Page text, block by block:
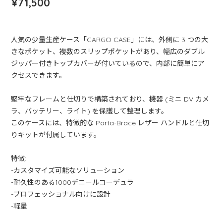
人気の少量生産ケース「CARGO CASE」には、外側に 3 つの大
きなポケット、複数のスリップポケットがあり、幅広のダブル
ジッパー付きトップカバーが付いているので、内部に簡単にア
クセスできます。
堅牢なフレームと仕切りで構築されており、機器 (ミニ DV カメ
ラ、バッテリー、ライト) を保護して整理します。
このケースには、特徴的な Porta-Brace レザー ハンドルと仕切
りキットが付属しています。
特徴:
-カスタマイズ可能なソリューション
-耐久性のある1000デニールコーデュラ
-プロフェッショナル向けに設計
-軽量